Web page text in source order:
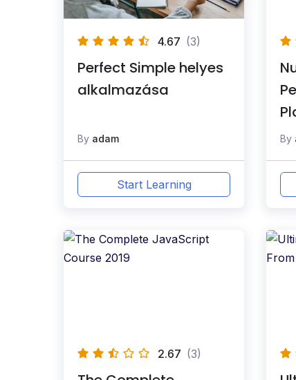
4.67 (3)
Perfect Simple helyes
alkalmazása
By adam
Start Learning
By
2.67 (3)